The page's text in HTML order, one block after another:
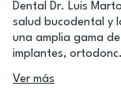
Dental Dr. Luis
salud bucodental y
una amplia gama
implantes, ortodonc
Ver más